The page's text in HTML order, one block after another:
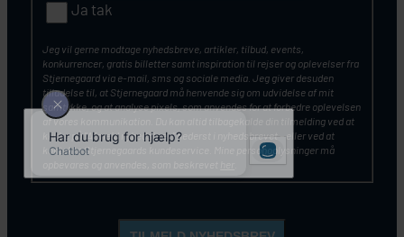
Ja tak
Jeg vil gerne modtage nyhedsbreve, artikler, tilbud, events,
konkurrencer, gratis billetter samt inspiration til rejser og oplevelser fra
Stjernegaard via e-mail, sms og sociale media. Jeg giver desuden
tilladelse til, at Stjernegaard må henvende sig om udvidelse af mit
samtykke, og at analyse pixels, som anvendes for at forbedre oplevelsen
af vores kommunikation. Du kan altid tilbagekalde din tilmelding ved at
klikke på ”Afmeld nyhedsbrev” nederst i nyhedsbrevet – eller ved at
kontakte Stjernegaards kundeservice. Mine personoplysninger må